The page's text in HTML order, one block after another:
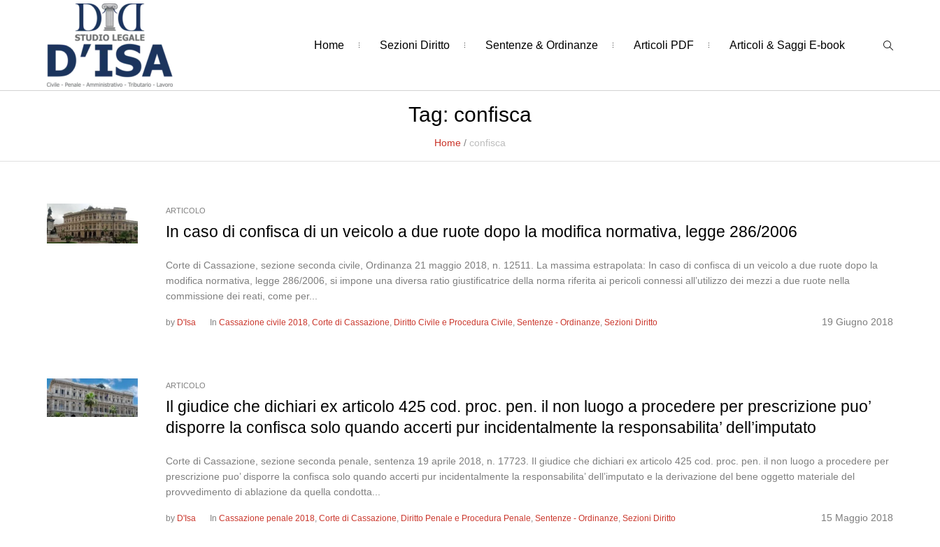
Home Sezioni Diritto Sentenze & Ordinanze Articoli PDF Articoli & Saggi E-book
Tag: confisca
Home / confisca
ARTICOLO
In caso di confisca di un veicolo a due ruote dopo la modifica normativa, legge 286/2006
Corte di Cassazione, sezione seconda civile, Ordinanza 21 maggio 2018, n. 12511. La massima estrapolata: In caso di confisca di un veicolo a due ruote dopo la
modifica normativa, legge 286/2006, si impone una diversa ratio giustificatrice della norma riferita ai pericoli connessi all’utilizzo dei mezzi a due ruote nella
commissione dei reati, come per...
19 Giugno 2018
by D'Isa InCassazione civile 2018,Corte di Cassazione, Diritto Civile e Procedura Civile,Sentenze - Ordinanze,Sezioni Diritto
ARTICOLO
Il giudice che dichiari ex articolo 425 cod. proc. pen. il non luogo a procedere per prescrizione puo’
disporre la confisca solo quando accerti pur incidentalmente la responsabilita’ dell’imputato
Corte di Cassazione, sezione seconda penale, sentenza 19 aprile 2018, n. 17723. Il giudice che dichiari ex articolo 425 cod. proc. pen. il non luogo a procedere per
prescrizione puo’ disporre la confisca solo quando accerti pur incidentalmente la responsabilita’ dell’imputato e la derivazione del bene oggetto materiale del
provvedimento di ablazione da quella condotta...
15 Maggio 2018
by D'Isa InCassazione penale 2018,Corte di Cassazione, Diritto Penale e Procedura Penale,Sentenze - Ordinanze,Sezioni Diritto